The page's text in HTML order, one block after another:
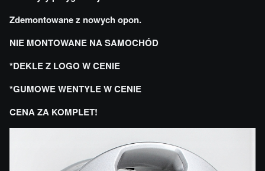
Zdemontowane z nowych opon.
NIE MONTOWANE NA SAMOCHÓD
*DEKLE Z LOGO W CENIE
*GUMOWE WENTYLE W CENIE
CENA ZA KOMPLET!